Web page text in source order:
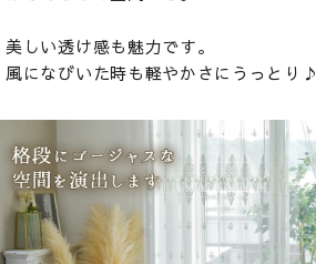
美しい透け感も魅力です。
風になびいた時も軽やかさにうっとり♪